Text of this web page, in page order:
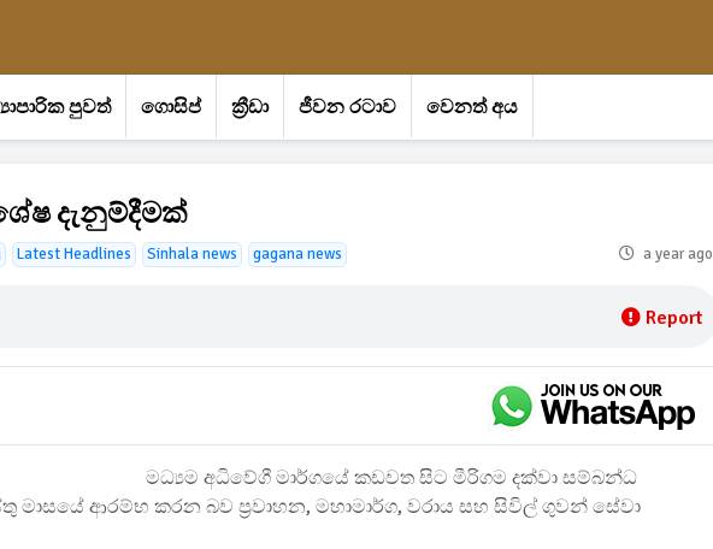
පුවත් ගොසිප් ක්‍රීඩා ජීවන රටාව වෙනත් අය
දැනුම්දීමක්
Latest Headlines Sinhala news gagana news a year ago
Report
මධ්‍යම අධිවේගී මාර්ගයේ කඩවත සිට මීරිගම දක්වා සම්බන්ධ
ආරම්භ කරන බව ප්‍රවාහන, මහාමාර්ග, වරාය සහ සිවිල් ගුවන් සේවා